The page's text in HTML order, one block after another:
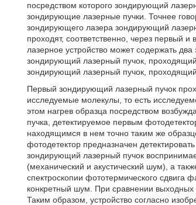
посредством которого зондирующий
зондирующие лазерные пучки. Точнее
зондирующего лазера зондирующий
проходят, соответственно, через первый
лазерное устройство может содержать
зондирующий лазерный пучок,
зондирующий лазерный пучок, проходящий
Первый зондирующий лазерный пучок
исследуемые молекулы, то есть
этом нагрев образца посредством
пучка, детектируемое первым
находящимся в нем точно таким же
фотодетектор предназначен
зондирующий лазерный пучок
(механический и акустический шум), а
спектроскопии фототермического сдвига
конкретный шум. При сравнении выходных
Таким образом, устройство согласно